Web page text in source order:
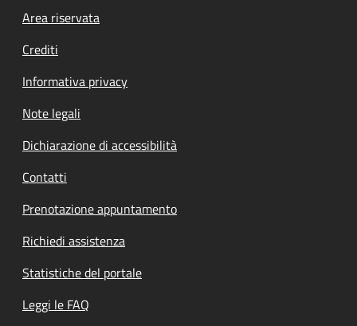
Footer menu
Area riservata
Crediti
Informativa privacy
Note legali
Dichiarazione di accessibilità
Contatti
Prenotazione appuntamento
Richiedi assistenza
Statistiche del portale
Leggi le FAQ